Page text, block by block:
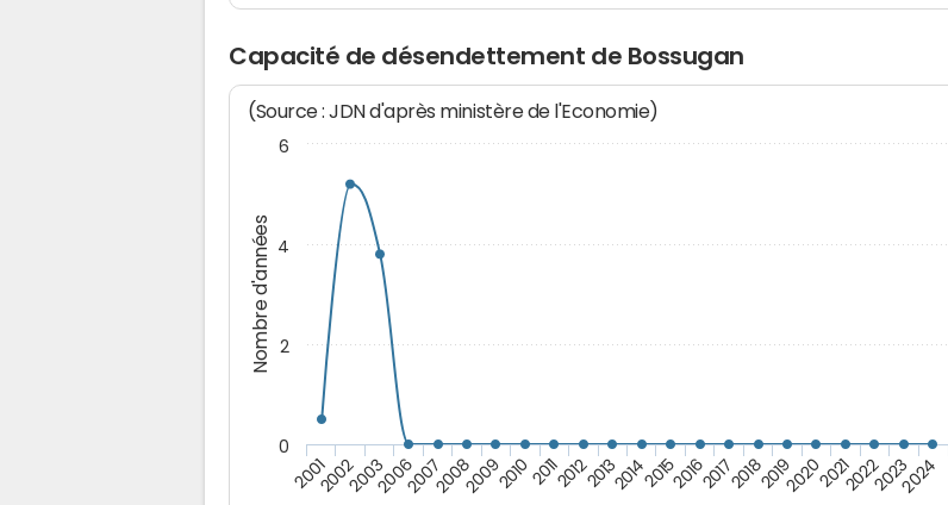
Capacité de désendettement de Bossugan
Nombre d'années
(Source : JDN d'après ministère de l'Economie)
2001200220032006200720082009201020112012201320142015201620172018201920202021202220232024
0
2
4
6